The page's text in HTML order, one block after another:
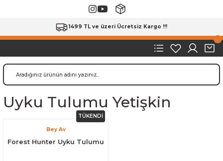
1499 TL ve üzeri Ücretsiz Kargo !!!
Uyku Tulumu Yetişkin
TÜKENDİ
Bey Av
Forest Hunter Uyku Tulumu